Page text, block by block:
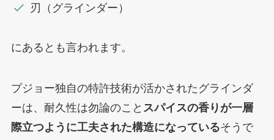
刃（グラインダー）
にあるとも言われます。
プジョー独自の特許技術が活かされたグラインダ
ーは、耐久性は勿論のこと スパイスの香りが一層
際立つように工夫された構造になっているそうで